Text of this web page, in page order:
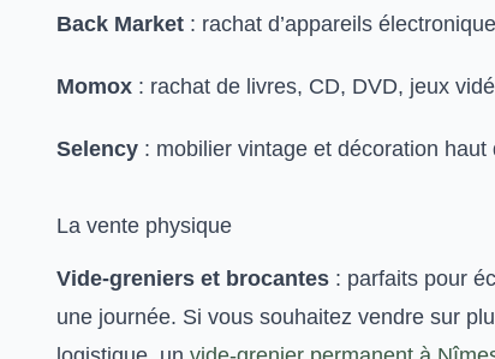
Back Market : rachat d’appareils
Momox : rachat de livres, CD, DVD, jeux
Selency : mobilier vintage et décoration haut
La vente physique
Vide-greniers et brocantes : parfaits pour
une journée. Si vous souhaitez vendre sur